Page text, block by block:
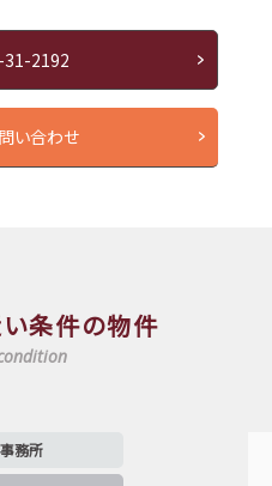
31-2192
い合わせ
条件の物件
事務所